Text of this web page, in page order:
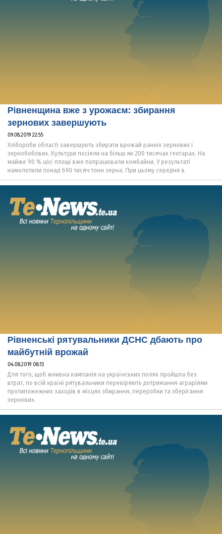
Рівненщина вже з урожаєм: збирання
зернових завершують
09.08.2019 22:55
Хлібороби області завершують збирати врожай ранніх зернових і
зернобобових. Культури посіяли на більш як 200 тисячах гектарах. На
майже 90 % цієї площі вже попрацювали комбайни. У результаті
намолотили понад 690 тисяч тонн зерна. При цьому середня в
Рівненські рятувальники ДСНС дбають про
майбутній врожай
04.08.2019 08:13
Для того, щоб жнивна кампанія на українських полях пройшла без
втрат, по всій країні рятувальники перевіряють дотримання аграріями
протипожежних заходів в місцях збирання, переробки та зберігання
зернових.